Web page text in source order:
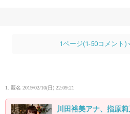
1ページ(1-50コメント)
1. 匿名 2019/02/10(日) 22:09:21
川田裕美アナ、指原